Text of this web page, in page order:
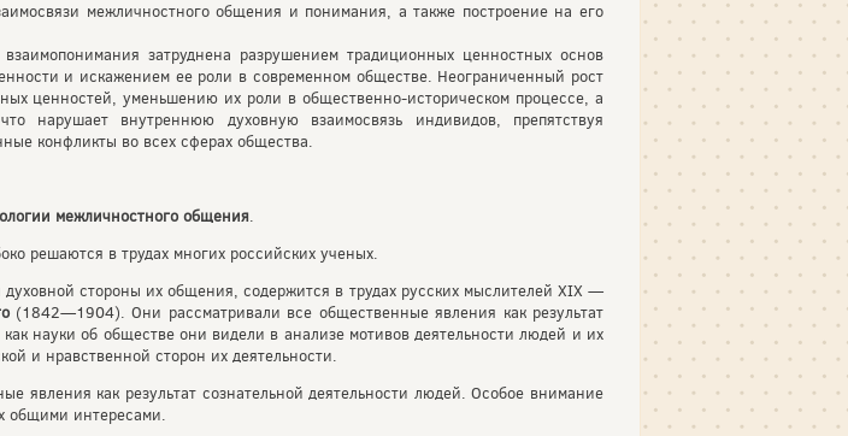
межличностного общения и понимания, а также построение на его
затруднена разрушением традиционных ценностных основ
и искажением ее роли в современном обществе. Неограниченный рост
ценностей, уменьшению их роли в общественно-историческом процессе, а
нарушает внутреннюю духовную взаимосвязь индивидов, препятствуя
конфликты во всех сферах общества.
межличностного общения.
решаются в трудах многих российских ученых.
стороны их общения, содержится в трудах русских мыслителей XIX —
(1842—1904). Они рассматривали все общественные явления как результат
науки об обществе они видели в анализе мотивов деятельности людей и их
и нравственной сторон их деятельности.
явления как результат сознательной деятельности людей. Особое внимание
общими интересами.